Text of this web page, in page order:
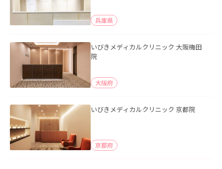
兵庫県
いびきメディカルクリニック 大阪梅田
院
大阪府
いびきメディカルクリニック 京都院
京都府